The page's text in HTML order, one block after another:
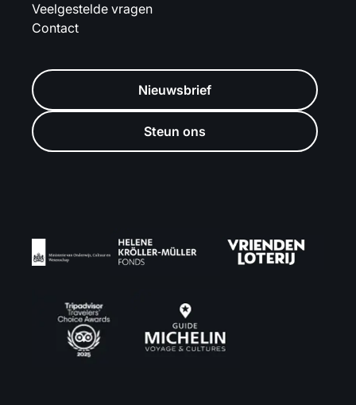
Veelgestelde vragen
Contact
Nieuwsbrief
Steun ons